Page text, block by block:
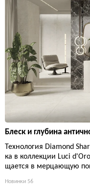
Блеск и глубина
Технология Diamond
ка в коллекции Luci
щается в мерцающую
Новинки 56